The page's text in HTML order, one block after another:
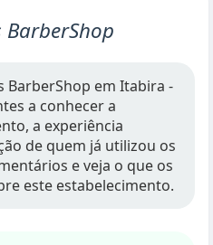
BarberShop
BarberShop em Itabira -
a conhecer a
a experiência
de quem já utilizou os
e veja o que os
este estabelecimento.